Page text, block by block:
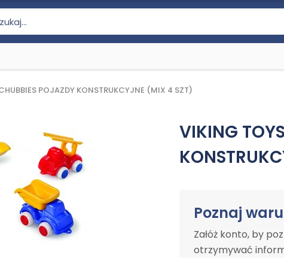
POJAZDY KONSTRUKCYJNE (MIX 4 SZT)
VIKING
Poznaj
Załóż konto, by
otrzymywać